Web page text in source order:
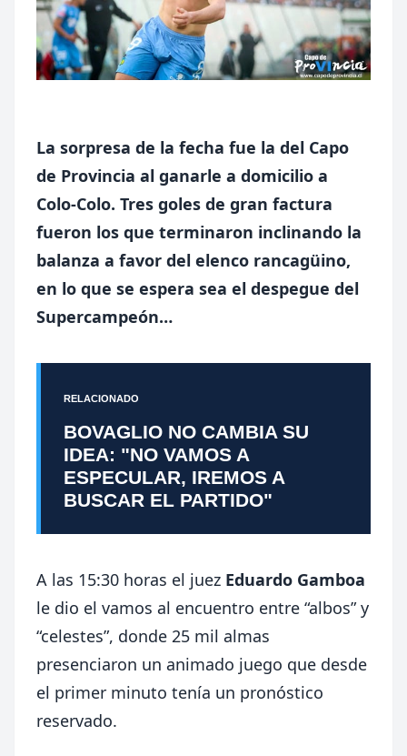
La sorpresa de la fecha fue la del Capo
de Provincia al ganarle a domicilio a
Colo-Colo. Tres goles de gran factura
fueron los que terminaron inclinando la
balanza a favor del elenco rancagüino,
en lo que se espera sea el despegue del
Supercampeón…
RELACIONADO
BOVAGLIO NO CAMBIA SU
IDEA: "NO VAMOS A
ESPECULAR, IREMOS A
BUSCAR EL PARTIDO"
A las 15:30 horas el juez Eduardo Gamboa
le dio el vamos al encuentro entre “albos” y
“celestes”, donde 25 mil almas
presenciaron un animado juego que desde
el primer minuto tenía un pronóstico
reservado.